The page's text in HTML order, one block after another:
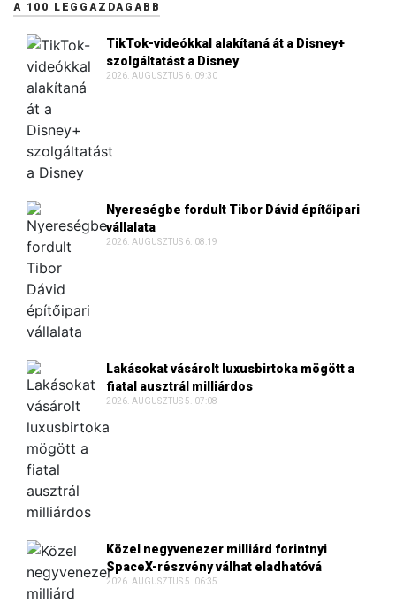
A 100 LEGGAZDAGABB
TikTok-videókkal alakítaná át a Disney+
szolgáltatást a Disney
2026. AUGUSZTUS 6. 09:30
Nyereségbe fordult Tibor Dávid építőipari
vállalata
2026. AUGUSZTUS 6. 08:19
Lakásokat vásárolt luxusbirtoka mögött a
fiatal ausztrál milliárdos
2026. AUGUSZTUS 5. 07:08
Közel negyvenezer milliárd forintnyi
SpaceX-részvény válhat eladhatóvá
2026. AUGUSZTUS 5. 06:35